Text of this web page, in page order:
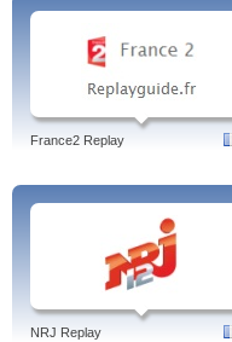
France2 Replay
NRJ Replay